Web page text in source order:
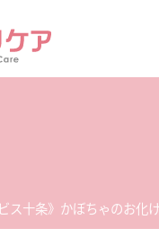
ス十条》かぼちゃのお化